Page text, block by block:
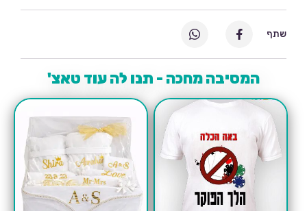
המסיבה מחכה - תנו לה עוד טאצ'
שתף